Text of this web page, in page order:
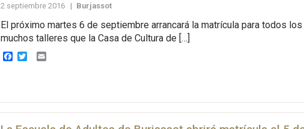
2 septiembre 2016 | Burjassot
El próximo martes 6 de septiembre arrancará la matrícula para todos los
muchos talleres que la Casa de Cultura de […]
Facebook
TwitterEmail